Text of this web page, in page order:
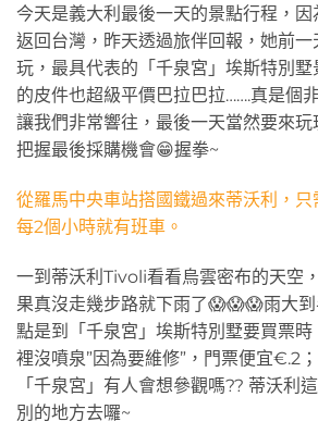
今天是義大利最後一天的景點行程，
返回台灣，昨天透過旅伴回報，她前
玩，最具代表的「千泉宮」埃斯特別
的皮件也超級平價巴拉巴拉…….真是個
讓我們非常響往，最後一天當然要來玩
把握最後採購機會😁握拳~
從羅馬中央車站搭國鐵過來蒂沃利，只
每2個小時就有班車。
一到蒂沃利Tivoli看看烏雲密布的天空
果真沒走幾步路就下雨了😱😱😱雨大
點是到「千泉宮」埃斯特別墅要買票
裡沒噴泉”因為要維修”，門票便宜€.2
「千泉宮」有人會想參觀嗎?? 蒂沃利
別的地方去囉~